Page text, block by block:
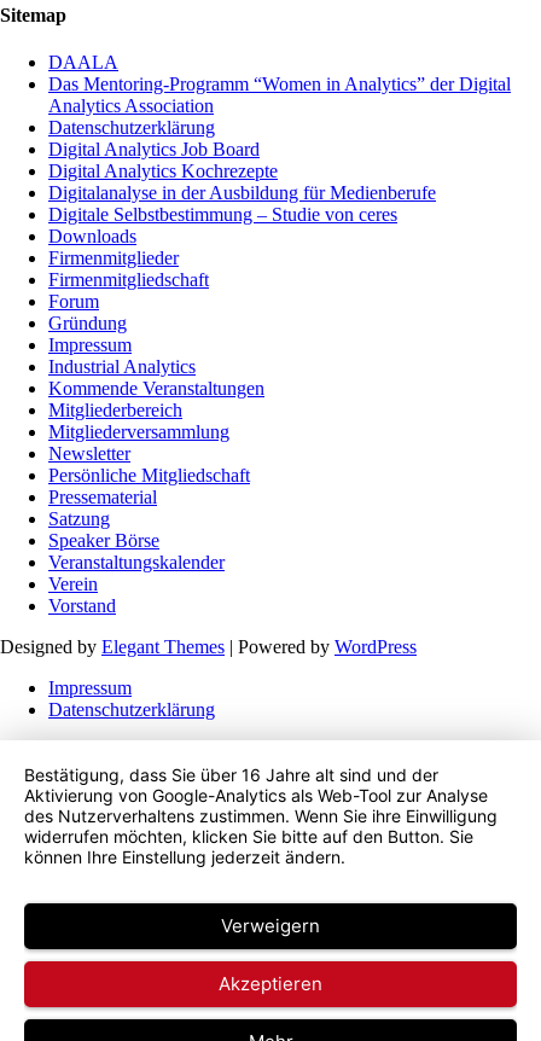
Sitemap
DAALA
Das Mentoring-Programm “Women in Analytics” der Digital
Analytics Association
Datenschutzerklärung
Digital Analytics Job Board
Digital Analytics Kochrezepte
Digitalanalyse in der Ausbildung für Medienberufe
Digitale Selbstbestimmung – Studie von ceres
Downloads
Firmenmitglieder
Firmenmitgliedschaft
Forum
Gründung
Impressum
Industrial Analytics
Kommende Veranstaltungen
Mitgliederbereich
Mitgliederversammlung
Newsletter
Persönliche Mitgliedschaft
Pressematerial
Satzung
Speaker Börse
Veranstaltungskalender
Verein
Vorstand
Designed by Elegant Themes | Powered by WordPress
Impressum
Datenschutzerklärung
Bestätigung, dass Sie über 16 Jahre alt sind und der
Aktivierung von Google-Analytics als Web-Tool zur Analyse
des Nutzerverhaltens zustimmen. Wenn Sie ihre Einwilligung
widerrufen möchten, klicken Sie bitte auf den Button. Sie
können Ihre Einstellung jederzeit ändern.
Verweigern
Akzeptieren